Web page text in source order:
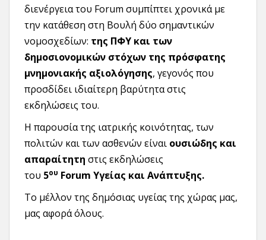
διενέργεια του Forum συμπίπτει χρονικά με
την κατάθεση στη Βουλή δύο σημαντικών
νομοσχεδίων: της ΠΦΥ και των
δημοσιονομικών στόχων της πρόσφατης
μνημονιακής αξιολόγησης, γεγονός που
προσδίδει ιδιαίτερη βαρύτητα στις
εκδηλώσεις του.
Η παρουσία της ιατρικής κοινότητας, των
πολιτών και των ασθενών είναι ουσιώδης και
απαραίτητη στις εκδηλώσεις
του 5ου Forum Υγείας και Ανάπτυξης.
Το μέλλον της δημόσιας υγείας της χώρας μας,
μας αφορά όλους.